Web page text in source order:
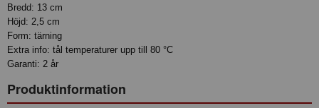
Bredd: 13 cm
Höjd: 2,5 cm
Form: tärning
Extra info: tål temperaturer upp till 80 °C
Garanti: 2 år
Produktinformation